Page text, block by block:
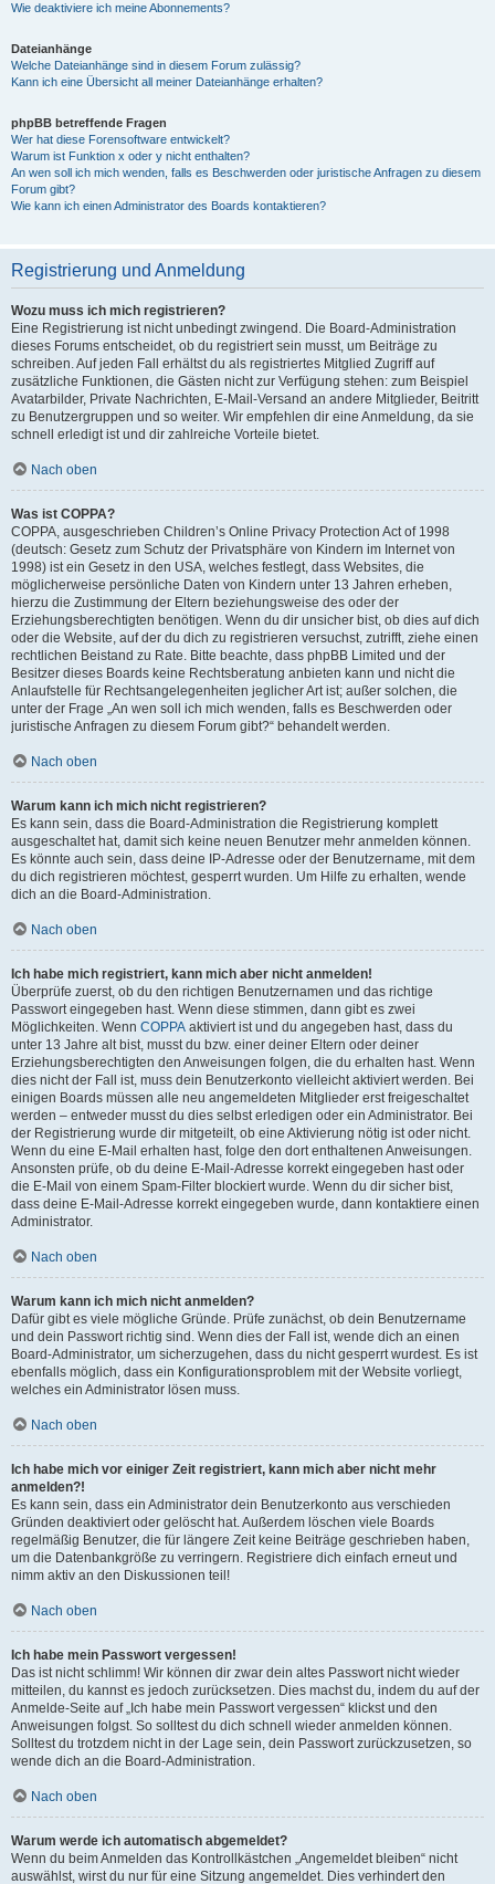
Wie deaktiviere ich meine Abonnements?
Dateianhänge
Welche Dateianhänge sind in diesem Forum zulässig?
Kann ich eine Übersicht all meiner Dateianhänge erhalten?
phpBB betreffende Fragen
Wer hat diese Forensoftware entwickelt?
Warum ist Funktion x oder y nicht enthalten?
An wen soll ich mich wenden, falls es Beschwerden oder juristische Anfragen zu diesem
Forum gibt?
Wie kann ich einen Administrator des Boards kontaktieren?
Registrierung und Anmeldung
Wozu muss ich mich registrieren?
Eine Registrierung ist nicht unbedingt zwingend. Die Board-Administration
dieses Forums entscheidet, ob du registriert sein musst, um Beiträge zu
schreiben. Auf jeden Fall erhältst du als registriertes Mitglied Zugriff auf
zusätzliche Funktionen, die Gästen nicht zur Verfügung stehen: zum Beispiel
Avatarbilder, Private Nachrichten, E-Mail-Versand an andere Mitglieder, Beitritt
zu Benutzergruppen und so weiter. Wir empfehlen dir eine Anmeldung, da sie
schnell erledigt ist und dir zahlreiche Vorteile bietet.
Nach oben
Was ist COPPA?
COPPA, ausgeschrieben Children’s Online Privacy Protection Act of 1998
(deutsch: Gesetz zum Schutz der Privatsphäre von Kindern im Internet von
1998) ist ein Gesetz in den USA, welches festlegt, dass Websites, die
möglicherweise persönliche Daten von Kindern unter 13 Jahren erheben,
hierzu die Zustimmung der Eltern beziehungsweise des oder der
Erziehungsberechtigten benötigen. Wenn du dir unsicher bist, ob dies auf dich
oder die Website, auf der du dich zu registrieren versuchst, zutrifft, ziehe einen
rechtlichen Beistand zu Rate. Bitte beachte, dass phpBB Limited und der
Besitzer dieses Boards keine Rechtsberatung anbieten kann und nicht die
Anlaufstelle für Rechtsangelegenheiten jeglicher Art ist; außer solchen, die
unter der Frage „An wen soll ich mich wenden, falls es Beschwerden oder
juristische Anfragen zu diesem Forum gibt?“ behandelt werden.
Nach oben
Warum kann ich mich nicht registrieren?
Es kann sein, dass die Board-Administration die Registrierung komplett
ausgeschaltet hat, damit sich keine neuen Benutzer mehr anmelden können.
Es könnte auch sein, dass deine IP-Adresse oder der Benutzername, mit dem
du dich registrieren möchtest, gesperrt wurden. Um Hilfe zu erhalten, wende
dich an die Board-Administration.
Nach oben
Ich habe mich registriert, kann mich aber nicht anmelden!
Überprüfe zuerst, ob du den richtigen Benutzernamen und das richtige
Passwort eingegeben hast. Wenn diese stimmen, dann gibt es zwei
Möglichkeiten. Wenn COPPA aktiviert ist und du angegeben hast, dass du
unter 13 Jahre alt bist, musst du bzw. einer deiner Eltern oder deiner
Erziehungsberechtigten den Anweisungen folgen, die du erhalten hast. Wenn
dies nicht der Fall ist, muss dein Benutzerkonto vielleicht aktiviert werden. Bei
einigen Boards müssen alle neu angemeldeten Mitglieder erst freigeschaltet
werden – entweder musst du dies selbst erledigen oder ein Administrator. Bei
der Registrierung wurde dir mitgeteilt, ob eine Aktivierung nötig ist oder nicht.
Wenn du eine E-Mail erhalten hast, folge den dort enthaltenen Anweisungen.
Ansonsten prüfe, ob du deine E-Mail-Adresse korrekt eingegeben hast oder
die E-Mail von einem Spam-Filter blockiert wurde. Wenn du dir sicher bist,
dass deine E-Mail-Adresse korrekt eingegeben wurde, dann kontaktiere einen
Administrator.
Nach oben
Warum kann ich mich nicht anmelden?
Dafür gibt es viele mögliche Gründe. Prüfe zunächst, ob dein Benutzername
und dein Passwort richtig sind. Wenn dies der Fall ist, wende dich an einen
Board-Administrator, um sicherzugehen, dass du nicht gesperrt wurdest. Es ist
ebenfalls möglich, dass ein Konfigurationsproblem mit der Website vorliegt,
welches ein Administrator lösen muss.
Nach oben
Ich habe mich vor einiger Zeit registriert, kann mich aber nicht mehr
anmelden?!
Es kann sein, dass ein Administrator dein Benutzerkonto aus verschieden
Gründen deaktiviert oder gelöscht hat. Außerdem löschen viele Boards
regelmäßig Benutzer, die für längere Zeit keine Beiträge geschrieben haben,
um die Datenbankgröße zu verringern. Registriere dich einfach erneut und
nimm aktiv an den Diskussionen teil!
Nach oben
Ich habe mein Passwort vergessen!
Das ist nicht schlimm! Wir können dir zwar dein altes Passwort nicht wieder
mitteilen, du kannst es jedoch zurücksetzen. Dies machst du, indem du auf der
Anmelde-Seite auf „Ich habe mein Passwort vergessen“ klickst und den
Anweisungen folgst. So solltest du dich schnell wieder anmelden können.
Solltest du trotzdem nicht in der Lage sein, dein Passwort zurückzusetzen, so
wende dich an die Board-Administration.
Nach oben
Warum werde ich automatisch abgemeldet?
Wenn du beim Anmelden das Kontrollkästchen „Angemeldet bleiben“ nicht
auswählst, wirst du nur für eine Sitzung angemeldet. Dies verhindert den